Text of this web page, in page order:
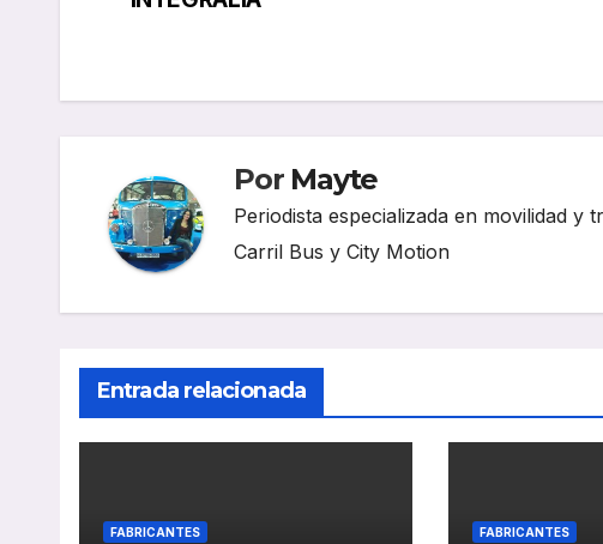
Por Mayte
Periodista especializada en movilidad y
Carril Bus y City Motion
Entrada relacionada
FABRICANTES FABRICANTES